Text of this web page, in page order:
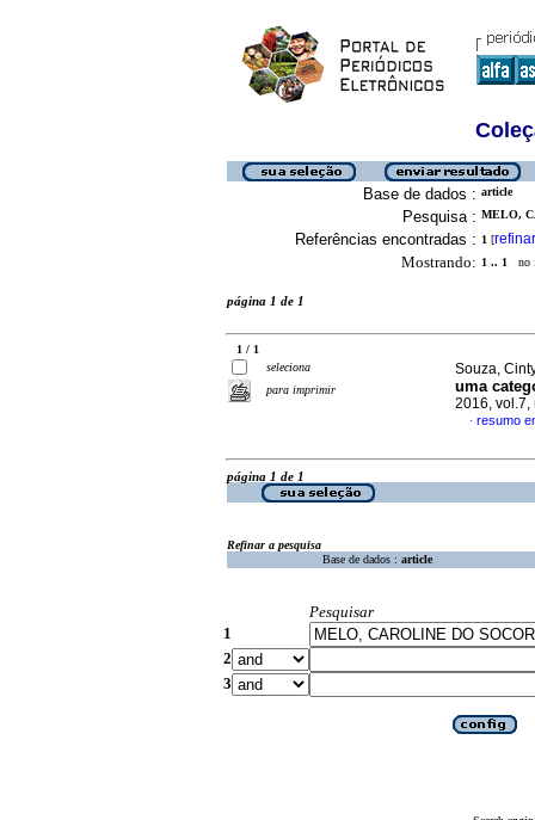
Base de dados : article
Pesquisa : MELO,
Referências encontradas : 1 [refinar
Mostrando: 1 .. 1 no
página 1 de 1
1 / 1
seleciona
para imprimir
Souza,
uma
2016, vol.7,
· resumo
página 1 de 1
Refinar a pesquisa
Base de dados : article
Pesquisar
1
2
3